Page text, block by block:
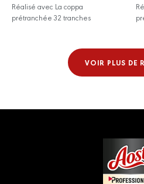
Réalisé avec La coppa
prétranchée 32 tranches
VOIR PLUS DE